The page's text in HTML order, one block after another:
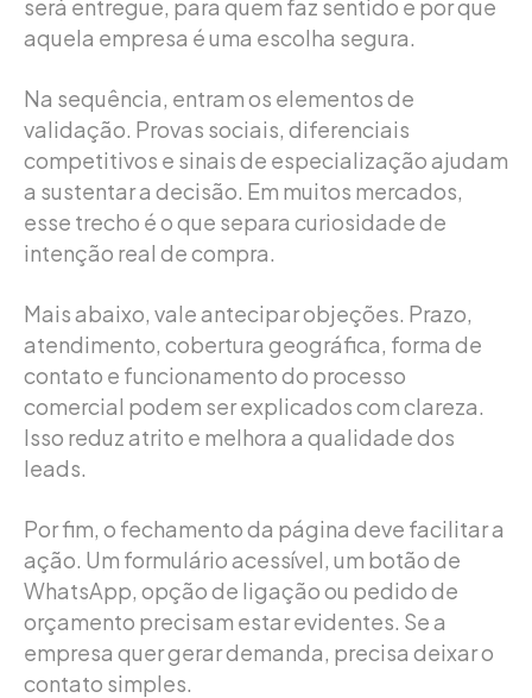
será entregue, para quem faz sentido e por que
aquela empresa é uma escolha segura.
Na sequência, entram os elementos de
validação. Provas sociais, diferenciais
competitivos e sinais de especialização ajudam
a sustentar a decisão. Em muitos mercados,
esse trecho é o que separa curiosidade de
intenção real de compra.
Mais abaixo, vale antecipar objeções. Prazo,
atendimento, cobertura geográfica, forma de
contato e funcionamento do processo
comercial podem ser explicados com clareza.
Isso reduz atrito e melhora a qualidade dos
leads.
Por fim, o fechamento da página deve facilitar a
ação. Um formulário acessível, um botão de
WhatsApp, opção de ligação ou pedido de
orçamento precisam estar evidentes. Se a
empresa quer gerar demanda, precisa deixar o
contato simples.